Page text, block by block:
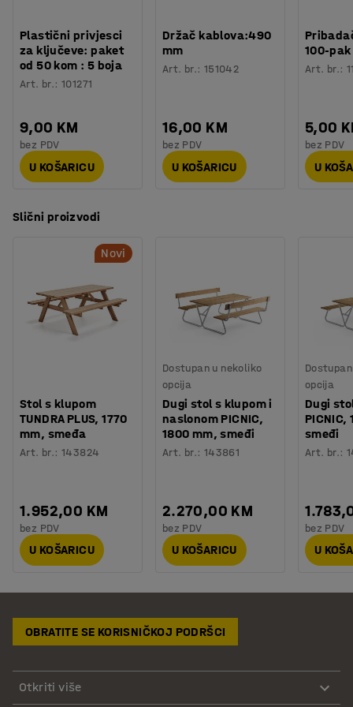
Plastični privjesci
za ključeve: paket
od 50 kom : 5 boja
Art. br.:101271
9,00 KM
bez PDV
U KOŠARICU
Držač kablova:490
mm
Art. br.: 151042
16,00 KM
bez PDV
U KOŠARICU
100-pak
Art. br.:
5,00
bez PDV
U
Slični proizvodi
Novi
Stol s klupom
TUNDRA PLUS, 1770
mm, smeđa
Art. br.:143824
1.952,00 KM
bez PDV
U KOŠARICU
Dostupan u nekoliko
opcija
Dugi stol s klupom i
naslonom PICNIC,
1800 mm, smeđi
Art. br.: 143861
2.270,00 KM
bez PDV
U KOŠARICU
opcija
Dugi
PICNIC,
smeđi
Art. br.:
bez PDV
U
OBRATITE SE KORISNIČKOJ PODRŠCI
Otkriti više